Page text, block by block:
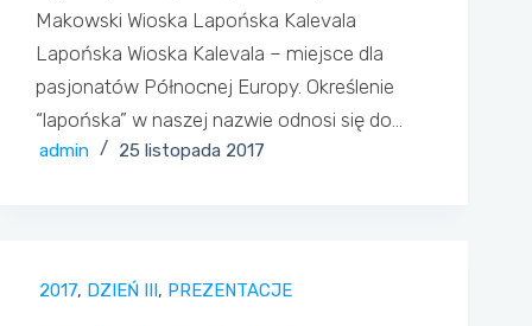
Makowski Wioska Lapońska Kalevala
Lapońska Wioska Kalevala – miejsce dla
pasjonatów Północnej Europy. Określenie
“lapońska” w naszej nazwie odnosi się do…
admin 25 listopada 2017
2017, DZIEŃ III, PREZENTACJE